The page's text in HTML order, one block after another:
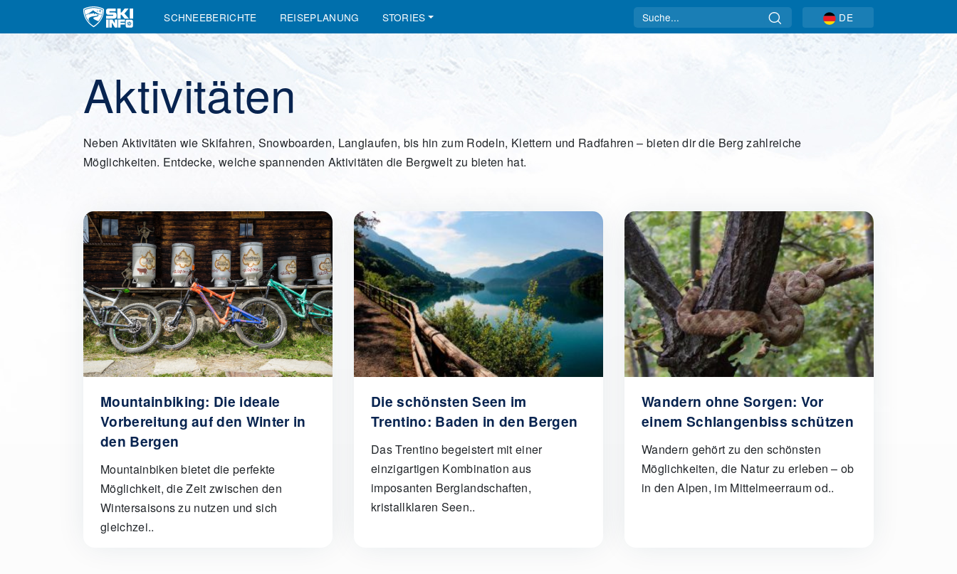
Main Navigation SCHNEEBERICHTE REISEPLANUNG STORIES Suche DE
Aktivitäten
Neben Aktivitäten wie Skifahren, Snowboarden, Langlaufen, bis hin zum Rodeln, Klettern und Radfahren – bieten dir die Berg zahlreiche
Möglichkeiten. Entdecke, welche spannenden Aktivitäten die Bergwelt zu bieten hat.
Mountainbiking: Die ideale
Vorbereitung auf den Winter in
den Bergen
Mountainbiken bietet die perfekte
Möglichkeit, die Zeit zwischen den
Wintersaisons zu nutzen und sich
gleichzei..
Die schönsten Seen im
Trentino: Baden in den Bergen
Das Trentino begeistert mit einer
einzigartigen Kombination aus
imposanten Berglandschaften,
kristallklaren Seen..
Wandern ohne Sorgen: Vor
einem Schlangenbiss schützen
Wandern gehört zu den schönsten
Möglichkeiten, die Natur zu erleben – ob
in den Alpen, im Mittelmeerraum od..